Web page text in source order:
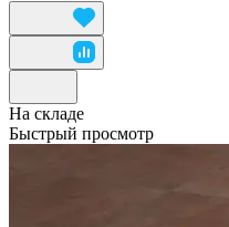
На складе
Быстрый просмотр